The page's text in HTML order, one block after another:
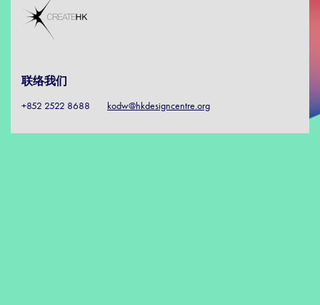
联络我们
+852 2522 8688 kodw@hkdesigncentre.org